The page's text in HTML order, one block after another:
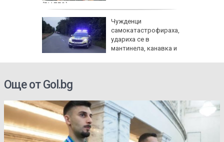
(ВИДЕО)
Чужденци
самокатастрофираха,
удариха се в
мантинела, канавка и
Още от Gol.bg